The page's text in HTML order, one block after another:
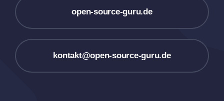
open-source-guru.de
kontakt@open-source-guru.de